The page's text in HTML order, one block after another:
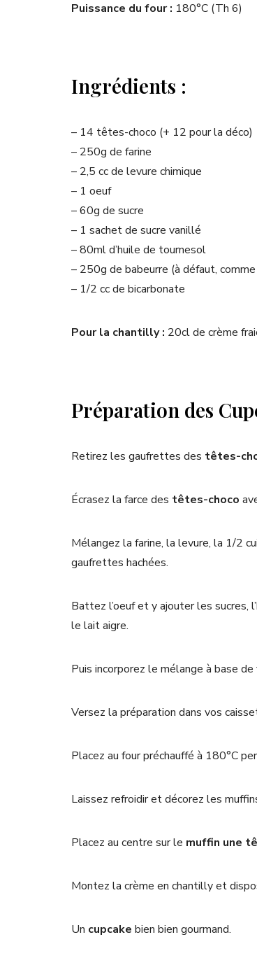
Puissance du four : 180°C (Th 6)
Ingrédients :
– 14 têtes-choco (+ 12 pour la déco)
– 250g de farine
– 2,5 cc de levure chimique
– 1 oeuf
– 60g de sucre
– 1 sachet de sucre vanillé
– 80ml d’huile de tournesol
– 250g de babeurre (à défaut,
– 1/2 cc de bicarbonate
Pour la chantilly : 20cl de crème
Préparation des
Retirez les gaufrettes des têtes-
Écrasez la farce des têtes-choco
Mélangez la farine, la levure, la 1/2
gaufrettes hachées.
Battez l’oeuf et y ajouter les sucres,
le lait aigre.
Puis incorporez le mélange à base de
Versez la préparation dans vos
Placez au four préchauffé à 180°C
Laissez refroidir et décorez les
Placez au centre sur le muffin une
Montez la crème en chantilly et
Un cupcake bien bien gourmand.